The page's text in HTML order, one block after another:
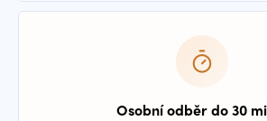
Osobní odběr do 30